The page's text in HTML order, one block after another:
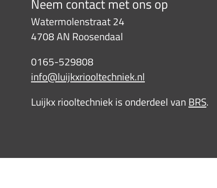
Neem contact met ons op
Watermolenstraat 24
4708 AN Roosendaal
0165-529808
info@luijkxriooltechniek.nl
Luijkx riooltechniek is onderdeel van BRS.